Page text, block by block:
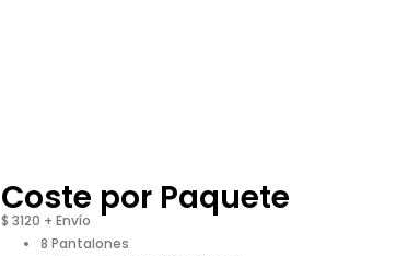
Coste por Paquete
$ 3120 + Envío
8 Pantalones